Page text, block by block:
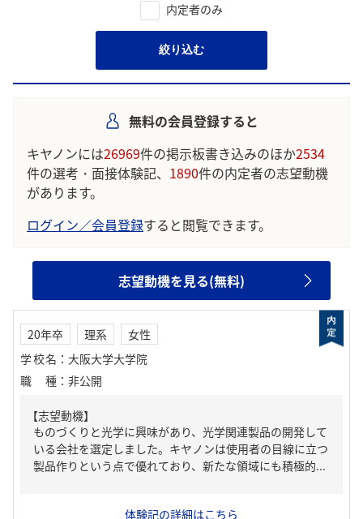
内定者のみ
絞り込む
無料の会員登録すると
キヤノンには26969件の掲示板書き込みのほか2534
件の選考・面接体験記、 1890件の内定者の志望動機
があります。
ログイン／会員登録すると閲覧できます。
志望動機を見る(無料)
20年卒 理系
女性
学校名 ： 大阪大学大学院
職種 ： 非公開
【志望動機】
ものづくりと光学に興味があり、光学関連製品の開発して
いる会社を選定しました。キヤノンは使用者の目線に立つ
製品作りという点で優れており、新たな領域にも積極的...
体験記の詳細はこちら